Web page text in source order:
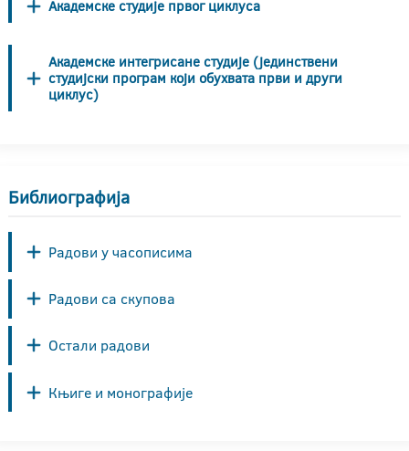
Академске студије првог циклуса
Академске интегрисане студије (јединствени
студијски програм који обухвата први и други
циклус)
Библиографија
Радови у часописима
Радови са скупова
Остали радови
Књиге и монографије